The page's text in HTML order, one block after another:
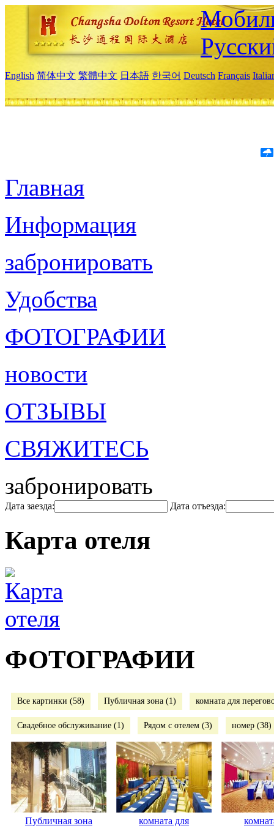
English 简体中文 繁體中文 日本語 한국어 Deutsch Français
Главная
Информация
забронировать
Удобства
ФОТОГРАФИИ
новости
ОТЗЫВЫ
СВЯЖИТЕСЬ
забронировать
Дата заезда: Дата отъезда:
Карта отеля
ФОТОГРАФИИ
Все картинки (58) Публичная зона (1) комната для
Свадебное обслуживание (1) Рядом с отелем (3) номер (38)
Публичная зона
комната для